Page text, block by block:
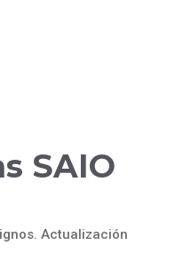
SAIO
Actualización